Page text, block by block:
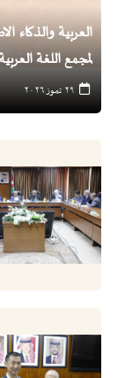
العربية والذكاء
لمجمع اللغة
٢٩ تموز ٢٠٢٦